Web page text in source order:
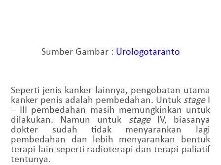
Sumber Gambar : Urologotaranto
Seperti jenis kanker lainnya, pengobatan utama
kanker penis adalah pembedahan. Untuk stageI
– III pembedahan masih memungkinkan untuk
dilakukan. Namun untuk stageIV, biasanya
dokter sudah tidak menyarankan lagi
pembedahan dan lebih menyarankan bentuk
terapi lain seperti radioterapi dan terapi paliatif
tentunya.